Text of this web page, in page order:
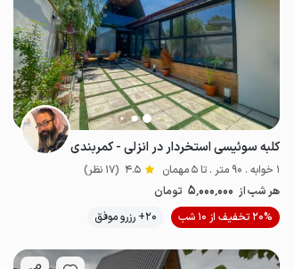
کلبه سوئیسی استخردار در انزلی - کمربندی
1 خوابه . 90 متر . تا 5 مهمان 4.5 (17 نظر)
هر شب از 5٬000٬000 تومان
20% تخفیف از 10 شب
20+ رزرو موفق